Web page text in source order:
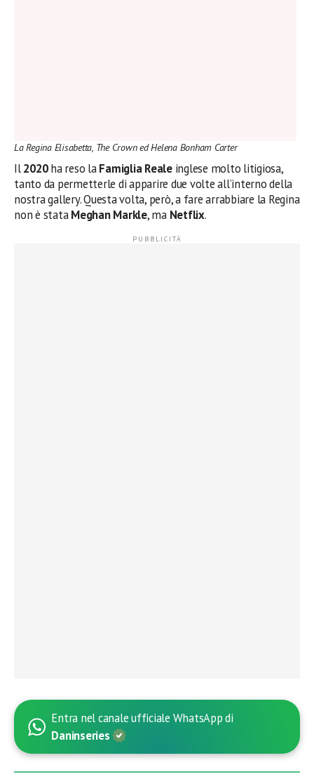
La Regina Elisabetta, The Crown ed Helena Bonham Carter
Il2020ha reso laFamiglia Realeinglese molto litigiosa,
tanto da permetterle di apparire due volte all’interno della
nostra gallery. Questa volta, però, a fare arrabbiare la Regina
non è stataMeghan Markle, ma Netflix.
Entra nel canale ufficiale WhatsApp di
Daninseries